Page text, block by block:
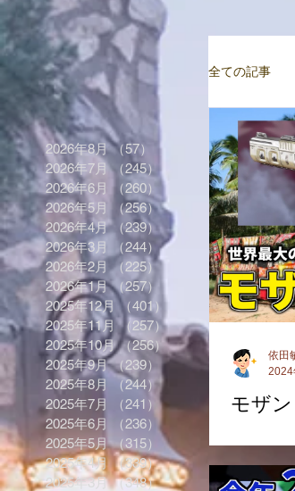
2026年8月 （57）
57件の記事
2026年7月 （245）
245件の記事
2026年6月
（260）
260件の記事
2026年5月
（256） 256件の記事
2026年4月
（239） 239件の記事
2026年3月
（244）244件の記事
2026年2月 （225）
225件の記事
2026年1月 （257）
257件の記事
2025年12月 （401）
401件の記事
2025年11月 （257）257件の記事
2025年10月 （256）256件の記事
2025年9月 （239）
239件の記事
2025年8月
（244）244件の記事
2025年7月
（241）241件の記事
2025年6月
（236）236件の記事
2025年5月 （315）
315件の記事
2025年4月
（339）339件の記事
2025年3月 （348）348件の記事
全ての記事
モザ
依田
2024